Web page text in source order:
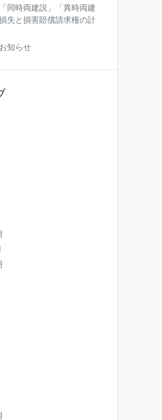
同時両建説」「異時両建
失と損害賠償請求権の計
知らせ